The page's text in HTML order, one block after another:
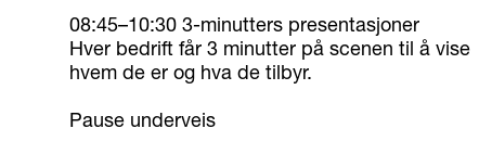
08:45–10:30 3-minutters presentasjoner
Hver bedrift får 3 minutter på scenen til å vise
hvem de er og hva de tilbyr.
Pause underveis